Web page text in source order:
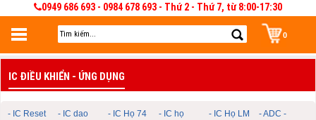
0949 686 693 - 0984 678 693 - Thứ 2 - Thứ 7, từ 8:00-17:30
0
Đăng nhập
Đăng nhập để lưu giỏ hàng 30 ngày. Có thể sửa và quản lý giỏ hàng và đơn
hàng
IC ĐIỀU KHIỂN - ỨNG DỤNG
- IC Reset
- IC dao
- IC Họ 74
- IC họ
- IC Họ LM
- ADC -